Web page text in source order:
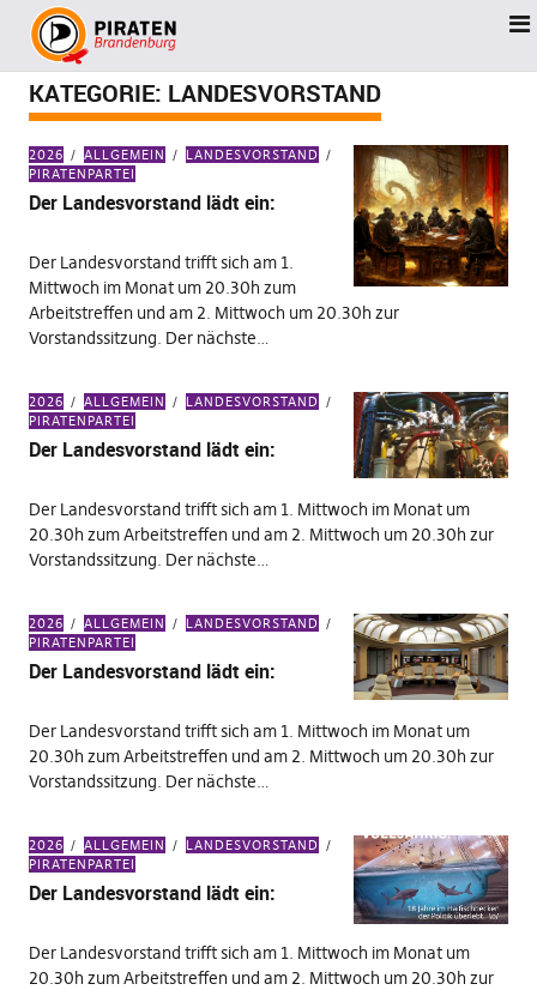
KATEGORIE: LANDESVORSTAND
2026 ALLGEMEIN
LANDESVORSTAND
PIRATENPARTEI
Der Landesvorstand lädt ein:
Der Landesvorstand trifft sich am 1.
Mittwoch im Monat um 20.30h zum
Arbeitstreffen und am 2. Mittwoch um 20.30h zur
Vorstandssitzung. Der nächste…
2026 ALLGEMEIN
LANDESVORSTAND
PIRATENPARTEI
Der Landesvorstand lädt ein:
Der Landesvorstand trifft sich am 1. Mittwoch im Monat um
20.30h zum Arbeitstreffen und am 2. Mittwoch um 20.30h zur
Vorstandssitzung. Der nächste…
2026 ALLGEMEIN
LANDESVORSTAND
PIRATENPARTEI
Der Landesvorstand lädt ein:
Der Landesvorstand trifft sich am 1. Mittwoch im Monat um
20.30h zum Arbeitstreffen und am 2. Mittwoch um 20.30h zur
Vorstandssitzung. Der nächste…
2026 ALLGEMEIN
LANDESVORSTAND
PIRATENPARTEI
Der Landesvorstand lädt ein:
Der Landesvorstand trifft sich am 1. Mittwoch im Monat um
20.30h zum Arbeitstreffen und am 2. Mittwoch um 20.30h zur